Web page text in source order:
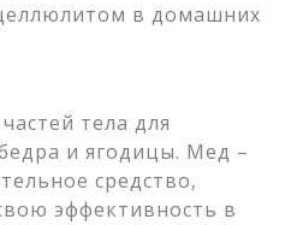
в домашних
тела для
и ягодицы. Мед –
средство,
эффективность в